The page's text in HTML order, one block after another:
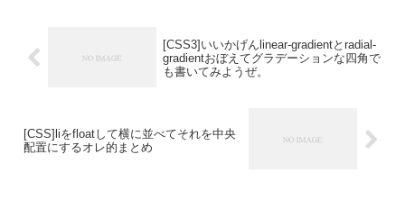
[CSS3]いいかげんlinear-gradientとradial-
gradientおぼえてグラデーションな四角で
も書いてみようぜ。
[CSS]liをfloatして横に並べてそれを中央
配置にするオレ的まとめ